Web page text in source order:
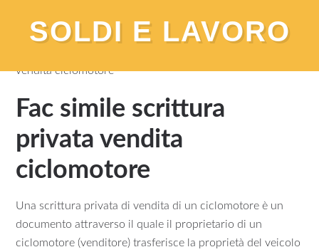
SOLDI E LAVORO
vendita ciclomotore
Fac simile scrittura
privata vendita
ciclomotore
Una scrittura privata di vendita di un ciclomotore è un
documento attraverso il quale il proprietario di un
ciclomotore (venditore) trasferisce la proprietà del veicolo